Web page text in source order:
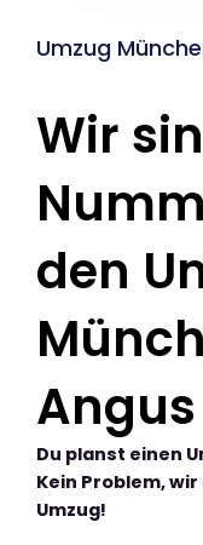
Umzug
Wir
den
Angus
Du planst einen
Kein Problem,
Umzug!